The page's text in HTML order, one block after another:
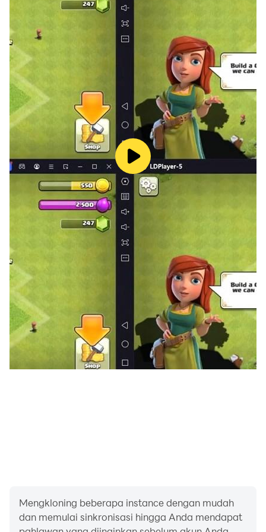
penuh, serta mengembalikan karakter dan skill 100%,
membawamu kembali ke petualangan asli!
【Kelas Klasik Dihidupkan Kembali, Bangkitkan
Memori Otot】
Empat kelas klasik hadir kembali dengan kekuatan
penuh, dengan delapan jalur job transfer yang bebas
dipilih. Skill diremake 1:1 dari esensi versi PC—ratusan
skill siap dikustomisasi! Buka lebih dari 70 skill,
kombinasikan dengan heraldry eksklusif, dan ciptakan
gaya bertarung unik milikmu!
【Pertarungan 3D Bebas Non Target, Aksi Hardcore
Sejati dalam Genggaman】
Combo spektakuler, penuh efek hentakan, setiap
pertarungan terasa unik! Kendali penuh manual, tanpa
auto-battle, menghidupkan kembali rasa pencapaian
bertarung yang paling murni! Kompetisi peringkat PVP
antar-server menantimu. Kuasai arena dengan skill-
mu dan puncaki leaderboard!
【Bersama Teman, Taklukkan Dungeon Klasik】
Bertarung kembali di Nest klasik bersama teman,
rasakan kembali mekanik BOSS multi-fase, dan
https://www.facebook.com/DNMClassicID/
Discord：
Mengkloning beberapa instance dengan mudah
dan memulai sinkronisasi hingga Anda mendapat